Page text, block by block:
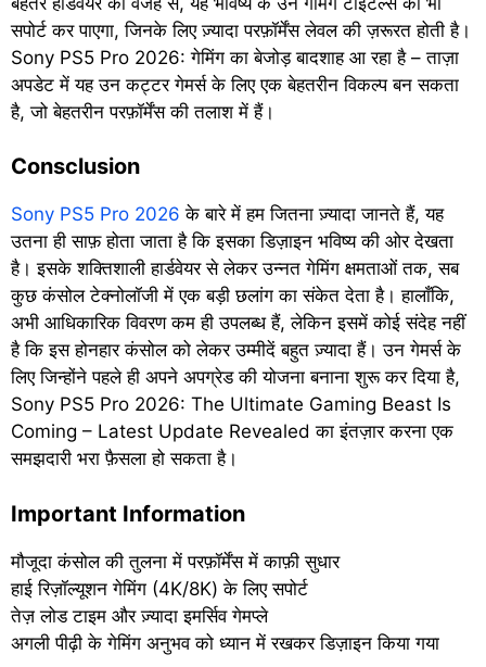
सपोर्ट कर पाएगा, जिनके लिए ज़्यादा परफ़ॉर्मेंस लेवल की ज़रूरत होती है।
Sony PS5 Pro 2026: गेमिंग का बेजोड़ बादशाह आ रहा है – ताज़ा
अपडेट में यह उन कट्टर गेमर्स के लिए एक बेहतरीन विकल्प बन सकता
है, जो बेहतरीन परफ़ॉर्मेंस की तलाश में हैं।
Consclusion
Sony PS5 Pro 2026 के बारे में हम जितना ज़्यादा जानते हैं, यह
उतना ही साफ़ होता जाता है कि इसका डिज़ाइन भविष्य की ओर देखता
है। इसके शक्तिशाली हार्डवेयर से लेकर उन्नत गेमिंग क्षमताओं तक, सब
कुछ कंसोल टेक्नोलॉजी में एक बड़ी छलांग का संकेत देता है। हालाँकि,
अभी आधिकारिक विवरण कम ही उपलब्ध हैं, लेकिन इसमें कोई संदेह नहीं
है कि इस होनहार कंसोल को लेकर उम्मीदें बहुत ज़्यादा हैं। उन गेमर्स के
लिए जिन्होंने पहले ही अपने अपग्रेड की योजना बनाना शुरू कर दिया है,
Sony PS5 Pro 2026: The Ultimate Gaming Beast Is
Coming – Latest Update Revealed का इंतज़ार करना एक
समझदारी भरा फ़ैसला हो सकता है।
Important Information
मौजूदा कंसोल की तुलना में परफ़ॉर्मेंस में काफ़ी सुधार
हाई रिज़ॉल्यूशन गेमिंग (4K/8K) के लिए सपोर्ट
तेज़ लोड टाइम और ज़्यादा इमर्सिव गेमप्ले
अगली पीढ़ी के गेमिंग अनुभव को ध्यान में रखकर डिज़ाइन किया गया